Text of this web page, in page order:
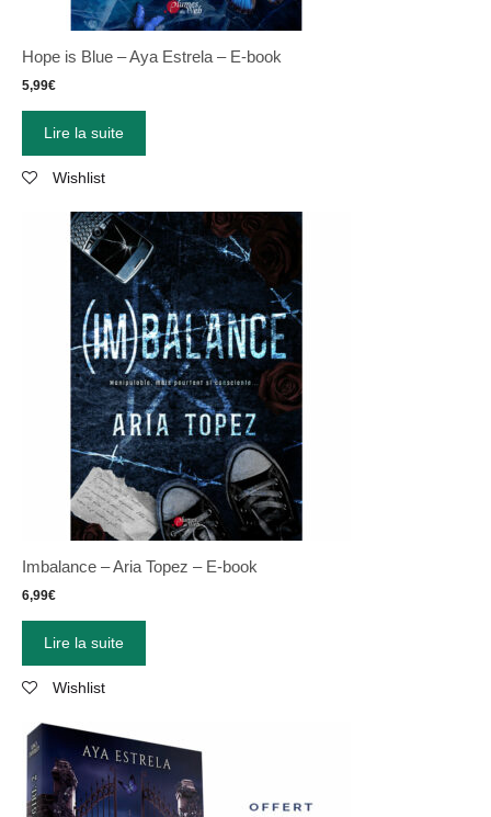
Hope is Blue – Aya Estrela – E-book
5,99€
Lire la suite
Wishlist
Imbalance – Aria Topez – E-book
6,99€
Lire la suite
Wishlist